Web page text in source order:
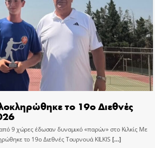
το 19ο Διεθνές
9 χώρες έδωσαν δυναμικό «παρών» στο Κιλκίς Με
το 19ο Διεθνές Τουρνουά KILKIS […]